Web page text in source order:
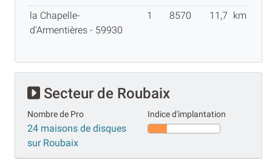
la Chapelle-
d'Armentières - 59930
1 8570 11,7 km
Secteur de Roubaix
Nombre de Pro
24 maisons de disques
sur Roubaix
Indice d'implantation